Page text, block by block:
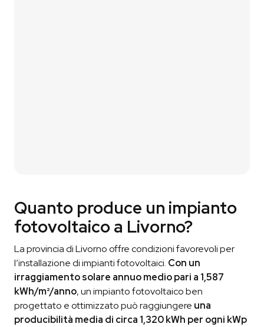
Quanto produce un impianto
fotovoltaico a Livorno?
La provincia di Livorno offre condizioni favorevoli per
l’installazione di impianti fotovoltaici. Con un
irraggiamento solare annuo medio pari a 1,587
kWh/m²/anno, un impianto fotovoltaico ben
progettato e ottimizzato può raggiungere una
producibilità media di circa 1,320 kWh per ogni kWp